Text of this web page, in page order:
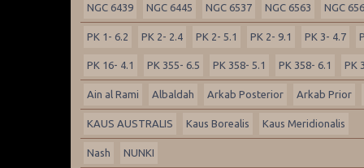
NGC 6439 NGC 6445 NGC 6537 NGC 6563 NGC
PK 1- 6.2 PK 2- 2.4 PK 2- 5.1 PK 2- 9.1 PK 3- 4.7
PK 16- 4.1 PK 355- 6.5 PK 358- 5.1 PK 358- 6.1 PK
Ain al Rami Albaldah Arkab Posterior Arkab Prior
KAUS AUSTRALIS Kaus Borealis Kaus Meridionalis
Nash NUNKI